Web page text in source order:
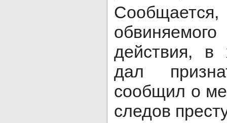
действия, в
дал
сообщил о
следов